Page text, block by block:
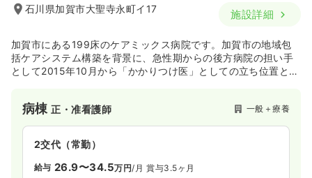
石川県加賀市大聖寺永町イ17 施設詳細
加賀市にある199床のケアミックス病院です。加賀市の地域包
括ケアシステム構築を背景に、急性期からの後方病院の担い手
として2015年10月から「かかりつけ医」としての立ち位置とし
病棟正・准看護師 一般＋療養
2交代（常勤）
給与 26.9〜34.5万円/月 賞与3.5ヶ月